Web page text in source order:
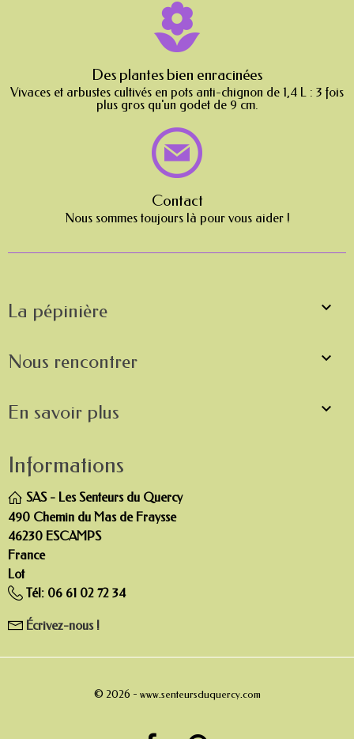
Des plantes bien enracinées
Vivaces et arbustes cultivés en pots anti-chignon de 1,4 L : 3 fois
plus gros qu'un godet de 9 cm.
Contact
Nous sommes toujours là pour vous aider !
La pépinière 
Nous rencontrer 
En savoir plus 
Informations
SAS - Les Senteurs du Quercy
490 Chemin du Mas de Fraysse
46230 ESCAMPS
France
Lot
Tél: 06 61 02 72 34
Écrivez-nous !
© 2026 - www.senteursduquercy.com